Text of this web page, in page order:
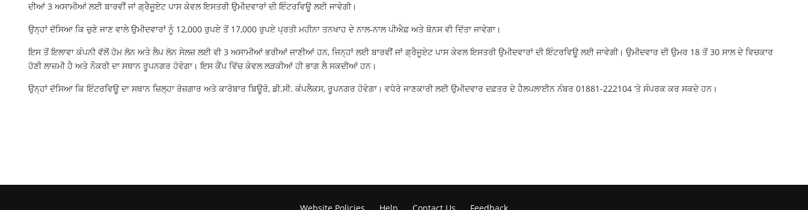
ਦੀਆਂ 3 ਅਸਾਮੀਆਂ ਲਈ ਬਾਰਵੀਂ ਜਾਂ ਗ੍ਰੈਜੂਏਟ ਪਾਸ ਕੇਵਲ ਇਸਤਰੀ ਉਮੀਦਵਾਰਾਂ ਦੀ ਇੰਟਰਵਿਊ ਲਈ ਜਾਵੇਗੀ।
ਉਨ੍ਹਾਂ ਦੱਸਿਆ ਕਿ ਚੁਣੇ ਜਾਣ ਵਾਲੇ ਉਮੀਦਵਾਰਾਂ ਨੂੰ 12,000 ਰੁਪਏ ਤੋਂ 17,000 ਰੁਪਏ ਪ੍ਰਤੀ ਮਹੀਨਾ ਤਨਖਾਹ ਦੇ ਨਾਲ-ਨਾਲ ਪੀਐਫ਼ ਅਤੇ ਬੋਨਸ ਵੀ ਦਿੱਤਾ ਜਾਵੇਗਾ।
ਇਸ ਤੋਂ ਇਲਾਵਾ ਕੰਪਨੀ ਵੱਲੋਂ ਹੋਮ ਲੋਨ ਅਤੇ ਲੈਪ ਲੋਨ ਸੇਲਜ਼ ਲਈ ਵੀ 3 ਅਸਾਮੀਆਂ ਭਰੀਆਂ ਜਾਣੀਆਂ ਹਨ, ਜਿਨ੍ਹਾਂ ਲਈ ਬਾਰਵੀਂ ਜਾਂ ਗ੍ਰੈਜੂਏਟ ਪਾਸ ਕੇਵਲ ਇਸਤਰੀ ਉਮੀਦਵਾਰਾਂ ਦੀ ਇੰਟਰਵਿਊ ਲਈ ਜਾਵੇਗੀ। ਉਮੀਦਵਾਰ ਦੀ ਉਮਰ 18 ਤੋਂ 30 ਸਾਲ ਦੇ ਵਿਚਕਾਰ
ਹੋਣੀ ਲਾਜ਼ਮੀ ਹੈ ਅਤੇ ਨੌਕਰੀ ਦਾ ਸਥਾਨ ਰੂਪਨਗਰ ਹੋਵੇਗਾ। ਇਸ ਕੈਂਪ ਵਿੱਚ ਕੇਵਲ ਲੜਕੀਆਂ ਹੀ ਭਾਗ ਲੈ ਸਕਦੀਆਂ ਹਨ।
ਉਨ੍ਹਾਂ ਦੱਸਿਆ ਕਿ ਇੰਟਰਵਿਊ ਦਾ ਸਥਾਨ ਜ਼ਿਲ੍ਹਾ ਰੋਜ਼ਗਾਰ ਅਤੇ ਕਾਰੋਬਾਰ ਬਿਊਰੋ, ਡੀ.ਸੀ. ਕੰਪਲੈਕਸ, ਰੂਪਨਗਰ ਹੋਵੇਗਾ। ਵਧੇਰੇ ਜਾਣਕਾਰੀ ਲਈ ਉਮੀਦਵਾਰ ਦਫ਼ਤਰ ਦੇ ਹੈਲਪਲਾਈਨ ਨੰਬਰ 01881-222104 ‘ਤੇ ਸੰਪਰਕ ਕਰ ਸਕਦੇ ਹਨ।